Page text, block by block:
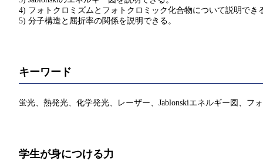
4) フォトクロミズムとフォトクロミック化合物について説明でき
5) 分子構造と屈折率の関係を説明できる。
キーワード
蛍光、熱発光、化学発光、レーザー、Jablonskiエネルギー図、フ
学生が身につける力